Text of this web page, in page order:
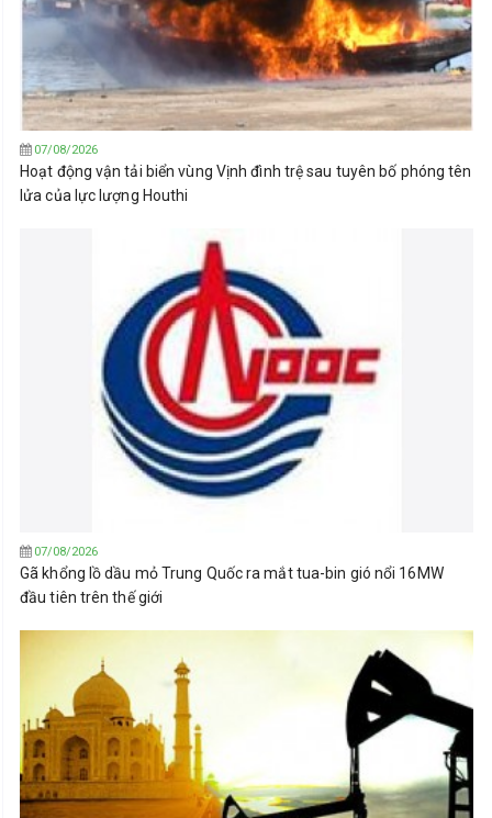
07/08/2026
Hoạt động vận tải biển vùng Vịnh đình trệ sau tuyên bố phóng tên
lửa của lực lượng Houthi
07/08/2026
Gã khổng lồ dầu mỏ Trung Quốc ra mắt tua-bin gió nổi 16MW
đầu tiên trên thế giới